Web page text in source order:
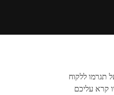
תגרמו ללקוח
קרא עליכם